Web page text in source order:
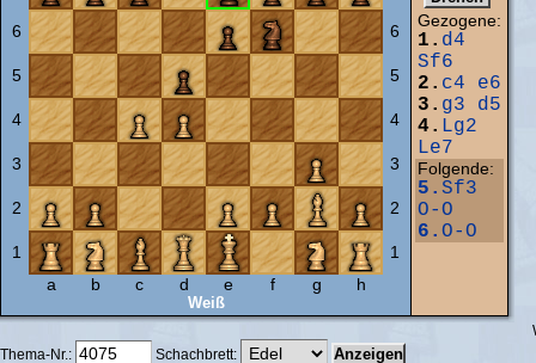
6 6
5 5
4 4
3 3
2 2
1
1
a
b c d e f g h
Weiß
Gezogene:
1. d4
Sf6
2. c4
e6
3. g3
d5
4. Lg2
Le7
Folgende:
5. Sf3
O-O
6. O-O
Thema-Nr.:
Schachbrett: